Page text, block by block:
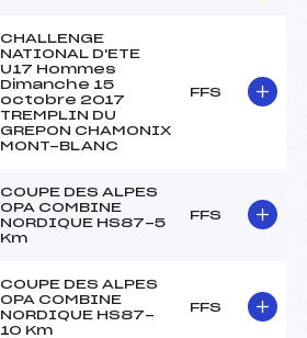
CHALLENGE
NATIONAL D'ETE
U17 Hommes
Dimanche 15
octobre 2017
TREMPLIN DU
GREPON CHAMONIX
MONT-BLANC
FFS
COUPE DES ALPES
OPA COMBINE
NORDIQUE HS87-5
Km
FFS
COUPE DES ALPES
OPA COMBINE
NORDIQUE HS87-
10 Km
FFS